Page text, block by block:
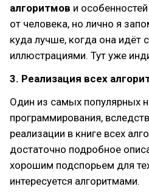
алгоритмов и
от человека, но лично я
куда лучше, когда она идёт
иллюстрациями. Тут уже
3. Реализация всех
Один из самых популярных
программирования,
реализации в книге всех
достаточно подробное
хорошим подспорьем для
интересуется алгоритмами.